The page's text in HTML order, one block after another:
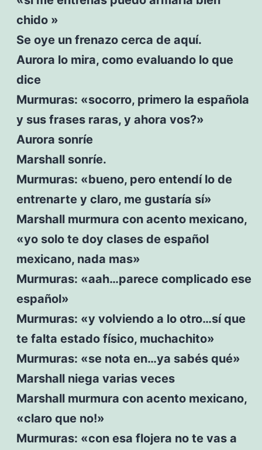
chido »
Se oye un frenazo cerca de aquí.
Aurora lo mira, como evaluando lo que
dice
Murmuras: «socorro, primero la española
y sus frases raras, y ahora vos?»
Aurora sonríe
Marshall sonríe.
Murmuras: «bueno, pero entendí lo de
entrenarte y claro, me gustaría sí»
Marshall murmura con acento mexicano,
«yo solo te doy clases de español
mexicano, nada mas»
Murmuras: «aah…parece complicado ese
español»
Murmuras: «y volviendo a lo otro…sí que
te falta estado físico, muchachito»
Murmuras: «se nota en…ya sabés qué»
Marshall niega varias veces
Marshall murmura con acento mexicano,
«claro que no!»
Murmuras: «con esa flojera no te vas a